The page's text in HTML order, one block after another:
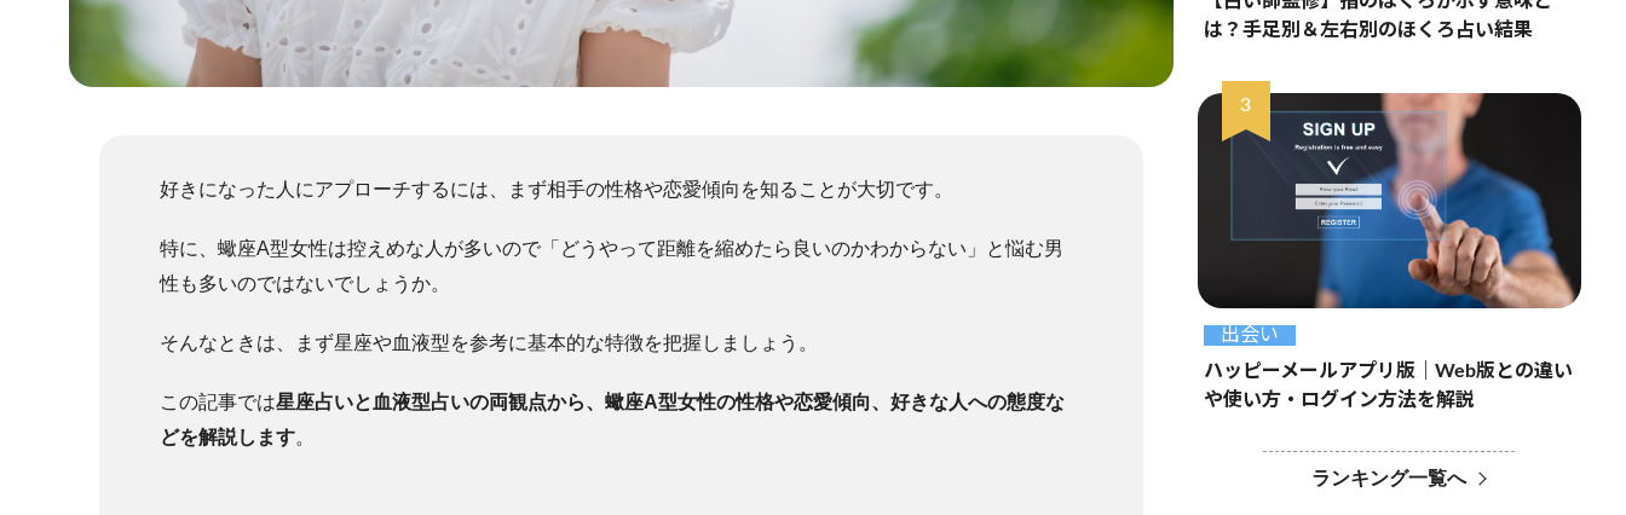
好きになった人にアプローチするには、まず相手の性格や恋愛傾向を知ることが大切です。
特に、蠍座A型女性は控えめな人が多いので「どうやって距離を縮めたら良いのかわからない」と悩む男
性も多いのではないでしょうか。
そんなときは、まず星座や血液型を参考に基本的な特徴を把握しましょう。
この記事では星座占いと血液型占いの両観点から、蠍座A型女性の性格や恋愛傾向、好きな人への態度な
どを解説します。
は？手足別＆左右別のほくろ占い結果
出会い
ハッピーメールアプリ版｜Web版との違い
や使い方・ログイン方法を解説
ランキング一覧へ